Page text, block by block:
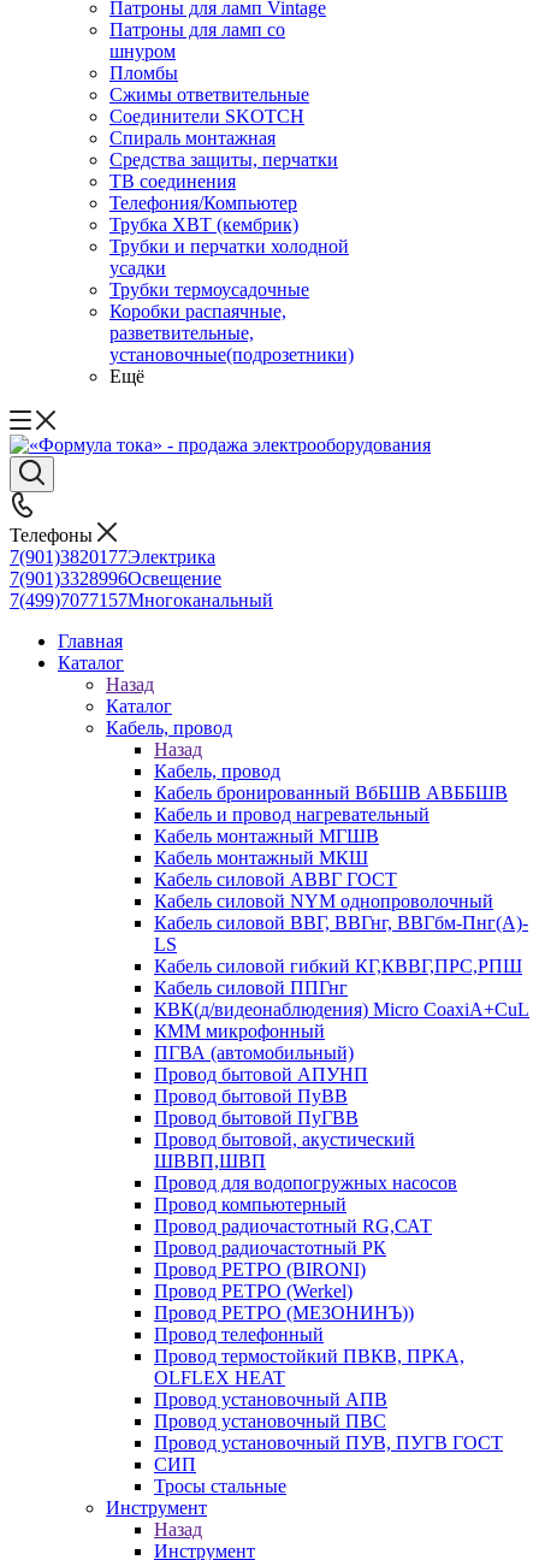
Патроны для ламп Vintage
Патроны для ламп со
шнуром
Пломбы
Сжимы ответвительные
Соединители SKOTCH
Спираль монтажная
Средства защиты, перчатки
ТВ соединения
Телефония/Компьютер
Трубка ХВТ (кембрик)
Трубки и перчатки холодной
усадки
Трубки термоусадочные
Коробки распаячные,
разветвительные,
установочные(подрозетники)
Ещё
Телефоны
7(901)3820177Электрика
7(901)3328996Освещение
7(499)7077157Многоканальный
Главная
Каталог
Назад
Каталог
Кабель, провод
Назад
Кабель, провод
Кабель бронированный ВбБШВ АВББШВ
Кабель и провод нагревательный
Кабель монтажный МГШВ
Кабель монтажный МКШ
Кабель силовой АВВГ ГОСТ
Кабель силовой NYM однопроволочный
Кабель силовой ВВГ, ВВГнг, ВВГбм-Пнг(А)-
LS
Кабель силовой гибкий КГ,КВВГ,ПРС,РПШ
Кабель силовой ППГнг
КВК(д/видеонаблюдения) Micro CoaxiA+CuL
КММ микрофонный
ПГВА (автомобильный)
Провод бытовой АПУНП
Провод бытовой ПуВВ
Провод бытовой ПуГВВ
Провод бытовой, акустический
ШВВП,ШВП
Провод для водопогружных насосов
Провод компьютерный
Провод радиочастотный RG,САТ
Провод радиочастотный РК
Провод РЕТРО (BIRONI)
Провод РЕТРО (Werkel)
Провод РЕТРО (МЕЗОНИНЪ))
Провод телефонный
Провод термостойкий ПВКВ, ПРКА,
OLFLEX HEAT
Провод установочный АПВ
Провод установочный ПВС
Провод установочный ПУВ, ПУГВ ГОСТ
СИП
Тросы стальные
Инструмент
Назад
Инструмент